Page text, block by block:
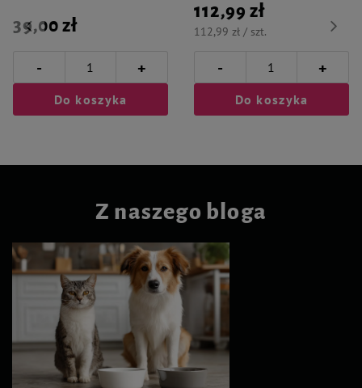
39,00 zł
- +
Do koszyka
112,99 zł
112,99 zł / szt.
- +
Do koszyka
Z naszego bloga